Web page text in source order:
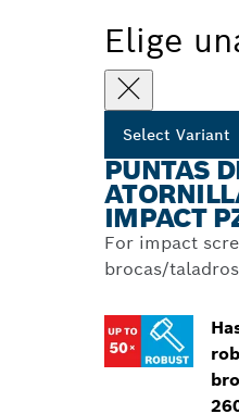
Elige
Select Variant
PUNTAS
IMPACT
For impact
brocas/